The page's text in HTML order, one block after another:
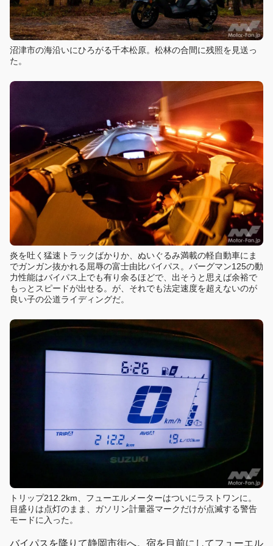
沼津市の海沿いにひろがる千本松原。松林の合間に残照を見送っ
た。
炎を吐く猛速トラックばかりか、ぬいぐるみ満載の軽自動車にま
でガンガン抜かれる屈辱の富士由比バイパス。バーグマン125の動
力性能はバイパス上でも有り余るほどで、出そうと思えば余裕で
もっとスピードが出せる。が、それでも法定速度を超えないのが
良い子の公道ライディングだ。
トリップ212.2km、フューエルメーターはついにラストワンに。
目盛りは点灯のまま、ガソリン計量器マークだけが点滅する警告
モードに入った。
バイパスを降りて静岡市街へ。宿を目前にしてフューエル